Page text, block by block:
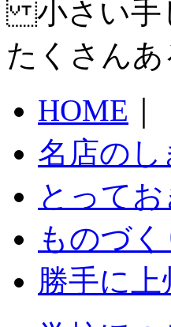
小さい手
たくさん
HOME
名店のし
とって
ものづ
勝手に上